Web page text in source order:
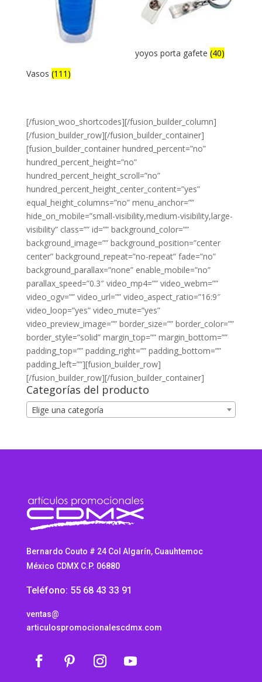
Vasos (111)
yoyos porta gafete(40)
[/fusion_woo_shortcodes][/fusion_builder_column]
[/fusion_builder_row][/fusion_builder_container]
[fusion_builder_container hundred_percent=”no”
hundred_percent_height=”no”
hundred_percent_height_scroll=”no”
hundred_percent_height_center_content=”yes”
equal_height_columns=”no” menu_anchor=””
hide_on_mobile=”small-visibility,medium-visibility,large-
visibility” class=”” id=”” background_color=””
background_image=”” background_position=”center
center” background_repeat=”no-repeat” fade=”no”
background_parallax=”none” enable_mobile=”no”
parallax_speed=”0.3″ video_mp4=”” video_webm=””
video_ogv=”” video_url=”” video_aspect_ratio=”16:9″
video_loop=”yes” video_mute=”yes”
video_preview_image=”” border_size=”” border_color=””
border_style=”solid” margin_top=”” margin_bottom=””
padding_top=”” padding_right=”” padding_bottom=””
padding_left=””][fusion_builder_row]
[/fusion_builder_row][/fusion_builder_container]
Categorías del producto
Elige una categoría
Bernardo Couto # 24 Col Algarín, Cuauhtemoc
México CDMX C.P. 06880
Teléfono: 55 68 43 33 91
ventas@
articulospromocionalescdmx.com